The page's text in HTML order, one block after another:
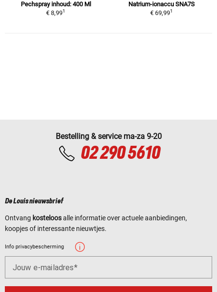
Pechspray inhoud: 400 Ml
€ 8,991
Natrium-ionaccu SNA7S
€ 69,991
Bestelling & service ma-za 9-20
02 290 5610
De Louis nieuwsbrief
Ontvang kosteloosalle informatie over actuele aanbiedingen,
koopjes of interessante nieuwtjes.
Info privacybescherming
Jouw e-mailadres